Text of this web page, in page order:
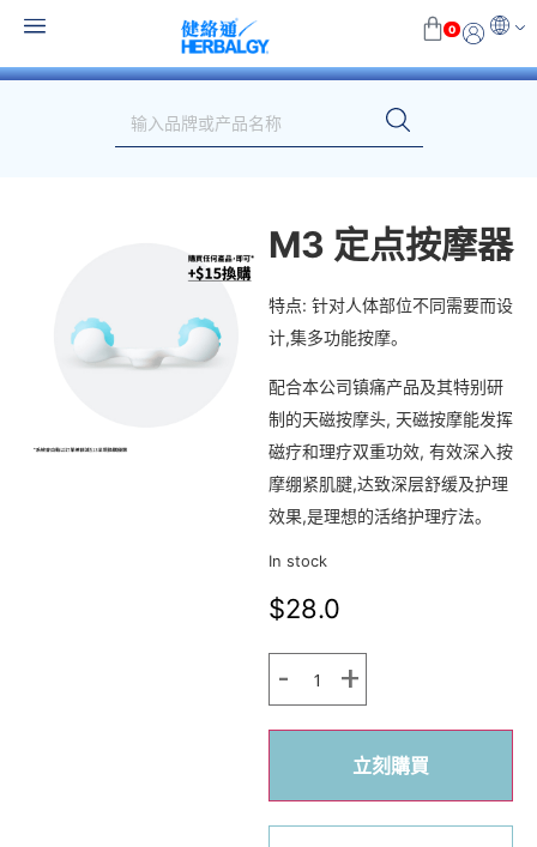
0
M3 定点按摩器
特点: 针对人体部位不同需要而设
计,集多功能按摩。
配合本公司镇痛产品及其特别研
制的天磁按摩头, 天磁按摩能发挥
磁疗和理疗双重功效, 有效深入按
摩绷紧肌腱,达致深层舒缓及护理
效果,是理想的活络护理疗法。
In stock
$28.0
立刻購買